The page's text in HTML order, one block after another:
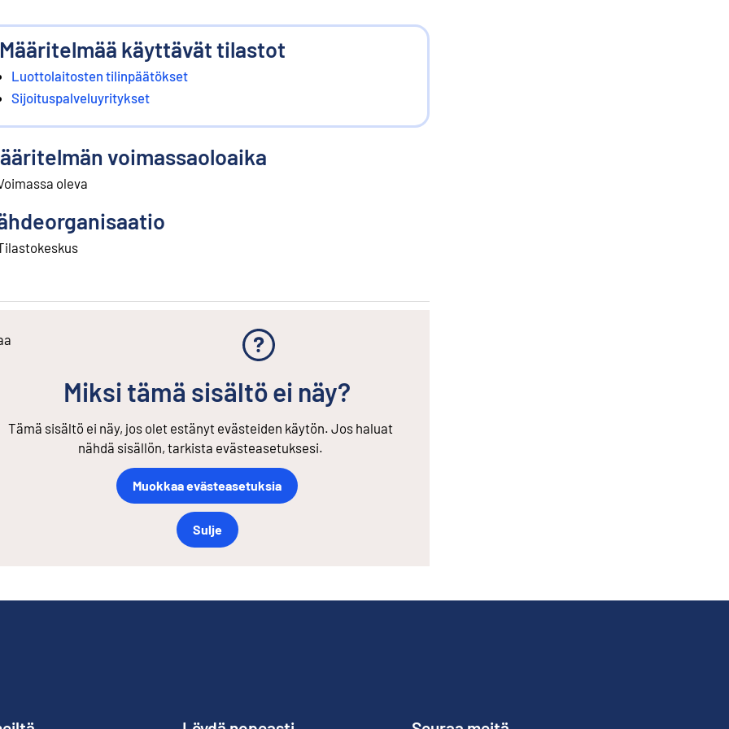
Määritelmää käyttävät tilastot
Luottolaitosten tilinpäätökset
Sijoituspalveluyritykset
voimassaoloaika
oleva
Miksi tämä sisältö ei näy?
Tämä sisältö ei näy, jos olet estänyt evästeiden käytön. Jos haluat
nähdä sisällön, tarkista evästeasetuksesi.
Muokkaa evästeasetuksia
Sulje